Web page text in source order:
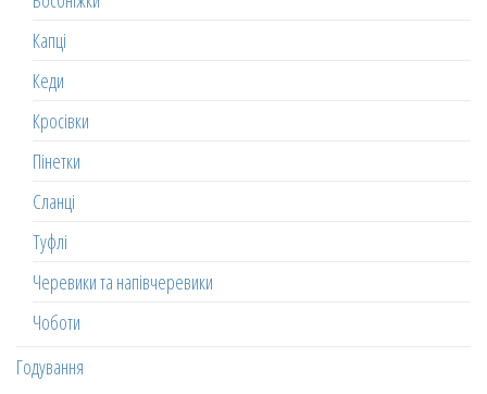
Капці
Кеди
Кросівки
Пінетки
Сланці
Туфлі
Черевики та напівчеревики
Чоботи
Годування